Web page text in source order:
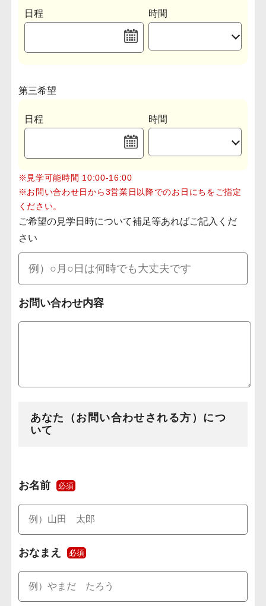
日程 時間
第三希望
日程 時間
※見学可能時間 10:00-16:00
※お問い合わせ日から3営業日以降でのお日にちをご指定
ください。
ご希望の見学日時について補足等あればご記入くだ
さい
お問い合わせ内容
あなた（お問い合わせされる方）につ
いて
お名前 必須
おなまえ 必須